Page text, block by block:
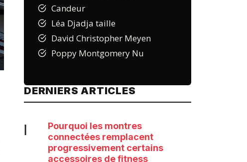
Candeur
Léa Djadja taille
David Christopher Meyen
Poppy Montgomery Nu
DERNIERS ARTICLES
|
Pourquoi les montres
connectées remplacent
progressivement certains
accessoires de fitness